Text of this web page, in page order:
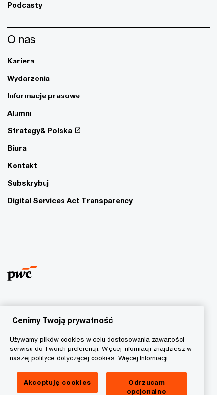
Podcasty
O nas
Kariera
Wydarzenia
Informacje prasowe
Alumni
Strategy& Polska
Biura
Kontakt
Subskrybuj
Digital Services Act Transparency
© 2015 - 2026 PwC. Wszelkie prawa zastrzeżone. Nazwa
PwC odnosi się do firm wchodzących w skład sieci PwC, z
informacji na stroniewww.pwc.com/structure.
Informacja o ciasteczkach
Cenimy Twoją prywatność
Używamy plików cookies w celu dostosowania zawartości
serwisu do Twoich preferencji. Więcej informacji znajdziesz w
naszej polityce dotyczącej cookies. Więcej Informacji
Akceptuję cookies
Odrzucam
opcjonalne